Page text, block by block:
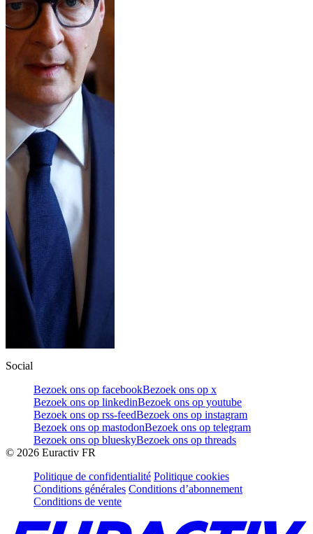
Social
Bezoek ons op facebookBezoek ons op x
Bezoek ons op linkedinBezoek ons op youtube
Bezoek ons op rss-feedBezoek ons op instagram
Bezoek ons op mastodonBezoek ons op telegram
Bezoek ons op blueskyBezoek ons op threads
© 2026 Euractiv FR
Politique de confidentialité Politique cookies
Conditions générales Conditions d’abonnement
Conditions de vente